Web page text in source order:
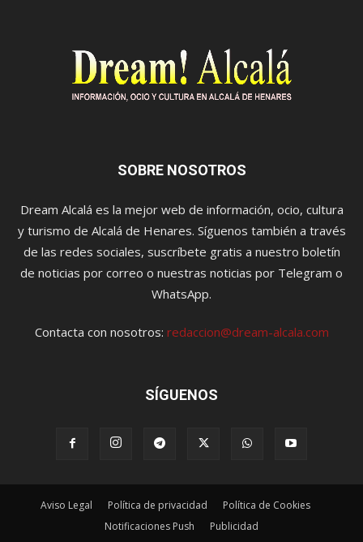
SOBRE NOSOTROS
Dream Alcalá es la mejor web de información, ocio, cultura
y turismo de Alcalá de Henares. Síguenos también a través
de las redes sociales, suscríbete gratis a nuestro boletín
de noticias por correo o nuestras noticias por Telegram o
WhatsApp.
Contacta con nosotros: redaccion@dream-alcala.com
SÍGUENOS
Aviso Legal Política de privacidad
Política de Cookies
Notificaciones Push
Publicidad